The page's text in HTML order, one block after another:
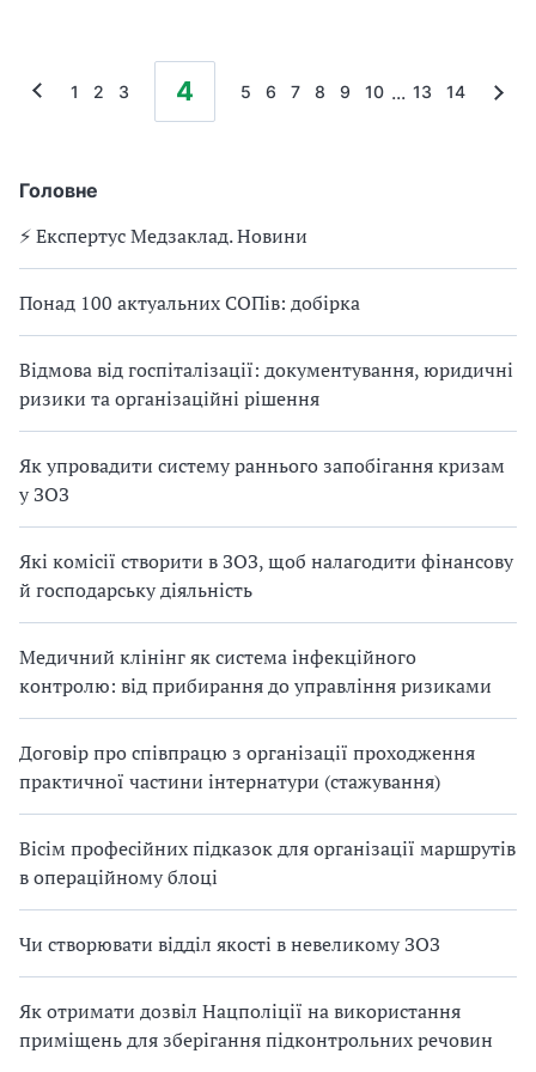
Головне
⚡️ Експертус Медзаклад. Новини
Понад 100 актуальних СОПів: добірка
Відмова від госпіталізації: документування, юридичні
ризики та організаційні рішення
Як упровадити систему раннього запобігання кризам
у ЗОЗ
Які комісії створити в ЗОЗ, щоб налагодити фінансову
й господарську діяльність
Медичний клінінг як система інфекційного
контролю: від прибирання до управління ризиками
Договір про співпрацю з організації проходження
практичної частини інтернатури (стажування)
Вісім професійних підказок для організації маршрутів
в операційному блоці
Чи створювати відділ якості в невеликому ЗОЗ
Як отримати дозвіл Нацполіції на використання
приміщень для зберігання підконтрольних речовин
1 2 3 4 5 6 7 8 9 10 ... 13 14